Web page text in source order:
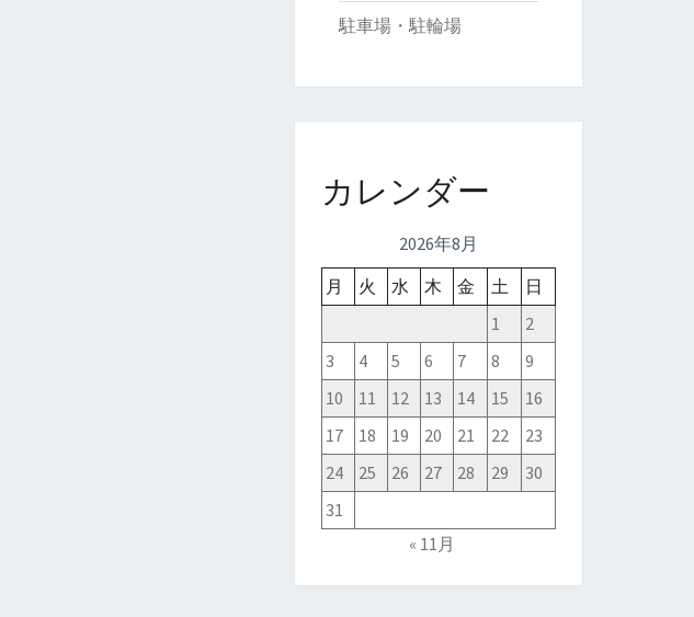
駐車場・駐輪場
カレンダー
2026年8月
月
火 水 木 金 土
日
1
2
3
4 5 6 7 8
9
10
11 12 13 14 15
16
17
18 19 20 21 22
23
24
25 26 27 28 29
30
31
« 11月